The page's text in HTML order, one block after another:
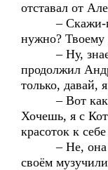
отставал от
– Скажи-ка,
нужно?
– Ну,
продолжил
только, давай,
– Вот как?
Хочешь, я с
красоток к
– Не, она к
своём